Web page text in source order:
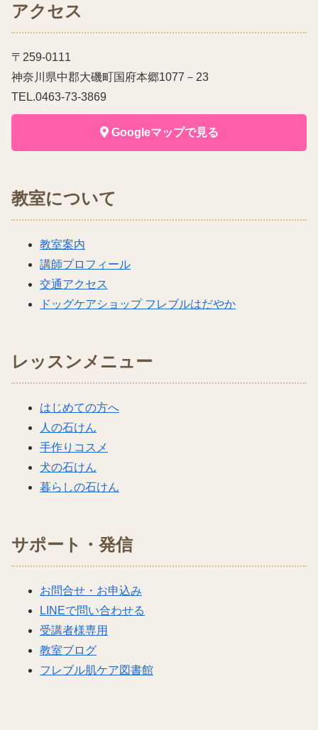
アクセス
〒259-0111
神奈川県中郡大磯町国府本郷1077－23
TEL.0463-73-3869
Googleマップで見る
教室について
教室案内
講師プロフィール
交通アクセス
ドッグケアショップ フレブルはだやか
レッスンメニュー
はじめての方へ
人の石けん
手作りコスメ
犬の石けん
暮らしの石けん
サポート・発信
お問合せ・お申込み
LINEで問い合わせる
受講者様専用
教室ブログ
フレブル肌ケア図書館